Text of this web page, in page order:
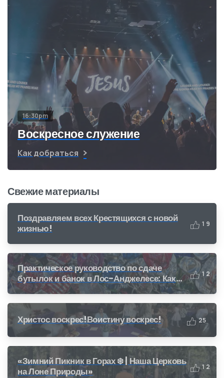
16:30pm
Воскресное служение
Как добраться
Свежие материалы
Поздравляем всех Крестящихся с новой
жизнью!
1 9
Практическое руководство по сдаче
бутылок и банок в Лос-Анджелесе: Как
получить деньги за переработку (CRV)
1 2
Христос воскрес!Воистину воскрес! 25
«Зимний Пикник в Горах ❄️ | Наша Церковь
на Лоне Природы»
1 2